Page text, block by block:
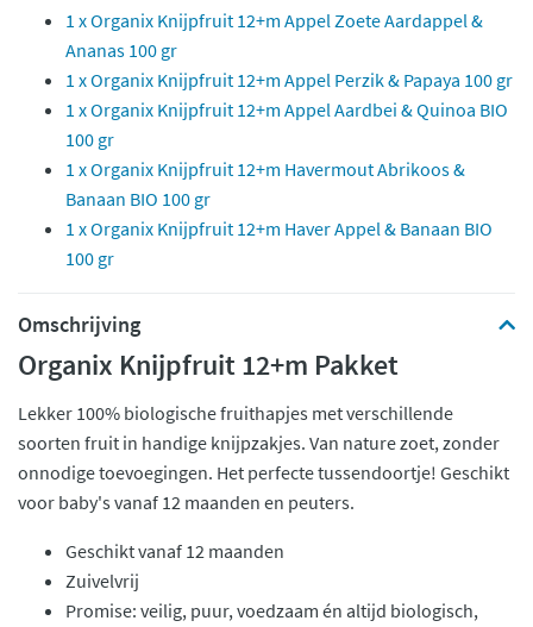
1 x Organix Knijpfruit 12+m Appel Zoete Aardappel &
Ananas 100 gr
1 x Organix Knijpfruit 12+m Appel Perzik & Papaya 100 gr
1 x Organix Knijpfruit 12+m Appel Aardbei & Quinoa BIO
100 gr
1 x Organix Knijpfruit 12+m Havermout Abrikoos &
Banaan BIO 100 gr
1 x Organix Knijpfruit 12+m Haver Appel & Banaan BIO
100 gr
Omschrijving
Organix Knijpfruit 12+m Pakket
Lekker 100% biologische fruithapjes met verschillende
soorten fruit in handige knijpzakjes. Van nature zoet, zonder
onnodige toevoegingen. Het perfecte tussendoortje! Geschikt
voor baby's vanaf 12 maanden en peuters.
Geschikt vanaf 12 maanden
Zuivelvrij
Promise: veilig, puur, voedzaam én altijd biologisch,